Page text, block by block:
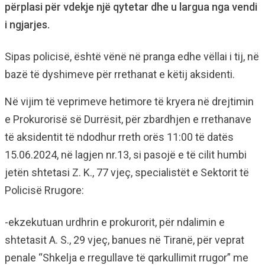
përplasi për vdekje një qytetar dhe u largua nga vendi
i ngjarjes.
Sipas policisë, është vënë në pranga edhe vëllai i tij, në
bazë të dyshimeve për rrethanat e këtij aksidenti.
Në vijim të veprimeve hetimore të kryera në drejtimin
e Prokurorisë së Durrësit, për zbardhjen e rrethanave
të aksidentit të ndodhur rreth orës 11:00 të datës
15.06.2024, në lagjen nr.13, si pasojë e të cilit humbi
jetën shtetasi Z. K., 77 vjeç, specialistët e Sektorit të
Policisë Rrugore:
-ekzekutuan urdhrin e prokurorit, për ndalimin e
shtetasit A. S., 29 vjeç, banues në Tiranë, për veprat
penale “Shkelja e rregullave të qarkullimit rrugor” me